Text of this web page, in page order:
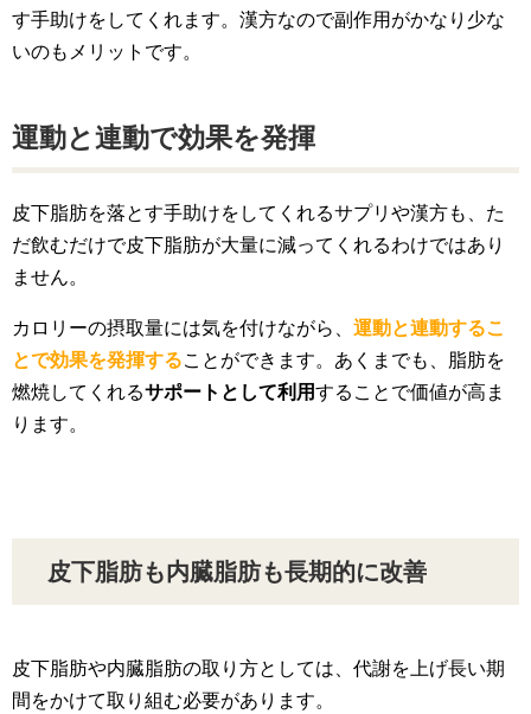
す手助けをしてくれます。漢方なので副作用がかなり少な
いのもメリットです。
運動と連動で効果を発揮
皮下脂肪を落とす手助けをしてくれるサプリや漢方も、た
だ飲むだけで皮下脂肪が大量に減ってくれるわけではあり
ません。
カロリーの摂取量には気を付けながら、 運動と連動するこ
とで効果を発揮することができます。あくまでも、脂肪を
燃焼してくれるサポートとして利用することで価値が高ま
ります。
皮下脂肪も内臓脂肪も長期的に改善
皮下脂肪や内臓脂肪の取り方としては、代謝を上げ長い期
間をかけて取り組む必要があります。